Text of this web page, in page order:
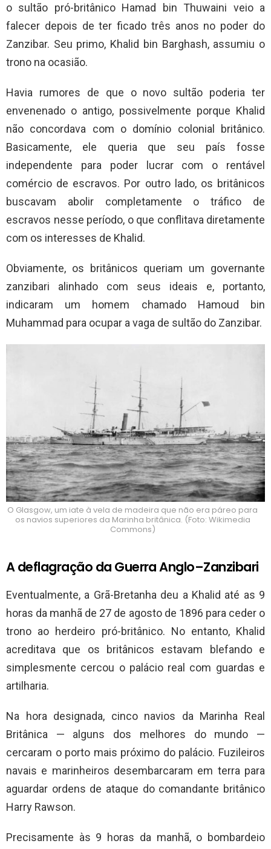
o sultão pró-britânico Hamad bin Thuwaini veio a
falecer depois de ter ficado três anos no poder do
Zanzibar. Seu primo, Khalid bin Barghash, assumiu o
trono na ocasião.
Havia rumores de que o novo sultão poderia ter
envenenado o antigo, possivelmente porque Khalid
não concordava com o domínio colonial britânico.
Basicamente, ele queria que seu país fosse
independente para poder lucrar com o rentável
comércio de escravos. Por outro lado, os britânicos
buscavam abolir completamente o tráfico de
escravos nesse período, o que conflitava diretamente
com os interesses de Khalid.
Obviamente, os britânicos queriam um governante
zanzibari alinhado com seus ideais e, portanto,
indicaram um homem chamado Hamoud bin
Muhammad para ocupar a vaga de sultão do Zanzibar.
O Glasgow, um iate à vela de madeira que não era páreo para
os navios superiores da Marinha britânica. (Foto: Wikimedia
Commons)
A deflagração da Guerra Anglo–Zanzibari
Eventualmente, a Grã-Bretanha deu a Khalid até as 9
horas da manhã de 27 de agosto de 1896 para ceder o
trono ao herdeiro pró-britânico. No entanto, Khalid
acreditava que os britânicos estavam blefando e
simplesmente cercou o palácio real com guardas e
artilharia.
Na hora designada, cinco navios da Marinha Real
Britânica — alguns dos melhores do mundo —
cercaram o porto mais próximo do palácio. Fuzileiros
navais e marinheiros desembarcaram em terra para
aguardar ordens de ataque do comandante britânico
Harry Rawson.
Precisamente às 9 horas da manhã, o bombardeio